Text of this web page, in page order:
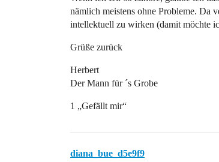
nämlich meistens ohne Probleme. Da
intellektuell zu wirken (damit möchte
Grüße zurück
Herbert
Der Mann für ´s Grobe
1 „Gefällt mir“
diana_bue_d5e9f9